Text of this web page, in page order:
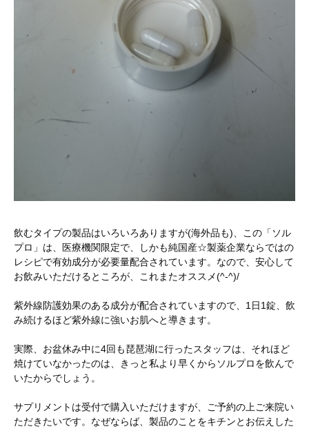
飲むタイプの製品はいろいろありますが(海外品も)、この「ソル
プロ」は、医療機関限定で、しかも純国産☆製薬企業ならではの
レシピで有効成分が必要量配合されています。なので、安心して
お飲みいただけるところが、これまたオススメ(^-^)/
紫外線防護効果のある成分が配合されていますので、1日1錠、飲
み続けるほど紫外線に強いお肌へと導きます。
実際、お盆休み中に4回も琵琶湖に行ったスタッフは、それほど
焼けていなかったのは、きっと私より早くからソルプロを飲んで
いたからでしょう。
サプリメントは受付で購入いただけますが、ご予約の上ご来院い
ただきたいです。なぜならば、製品のことをキチンとお伝えした